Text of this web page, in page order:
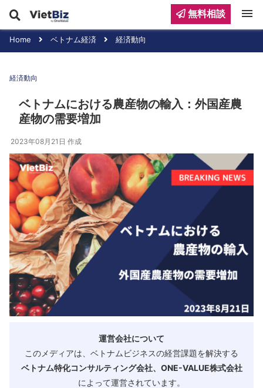
Home ベトナム経済 経済動向
経済動向
ベトナムにおける農産物の輸入：外国産農
産物の需要増加
2023年08月21日 作成
運営会社について
このメディアは、ベトナムビジネスの経営課題を解決する
ベトナム特化コンサルティング会社、ONE-VALUE株式会社
によって運営されています。
無料相談 menu